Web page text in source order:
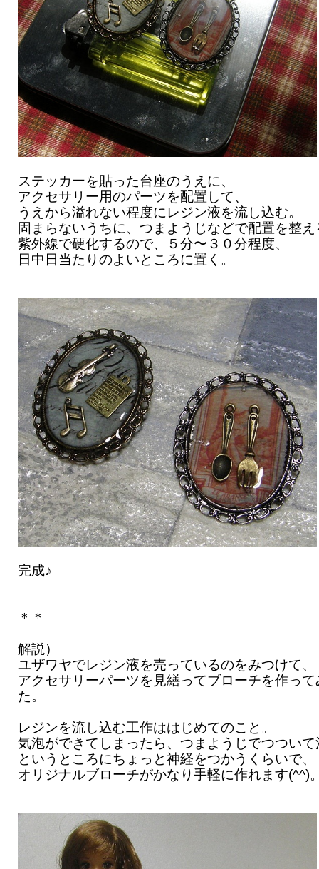
ステッカーを貼った台座のうえに、
アクセサリー用のパーツを配置して、
うえから溢れない程度にレジン液を流し込む。
固まらないうちに、つまようじなどで配置を整え
紫外線で硬化するので、５分〜３０分程度、
日中日当たりのよいところに置く。
完成♪
＊＊
解説）
ユザワヤでレジン液を売っているのをみつけて、
アクセサリーパーツを見繕ってブローチを作っ
た。
レジンを流し込む工作ははじめてのこと。
気泡ができてしまったら、つまようじでつついて
というところにちょっと神経をつかうくらいで、
オリジナルブローチがかなり手軽に作れます(^^)